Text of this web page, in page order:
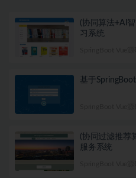
(协同算法+AI
习系统
基于
(协同过滤推荐
服务系统